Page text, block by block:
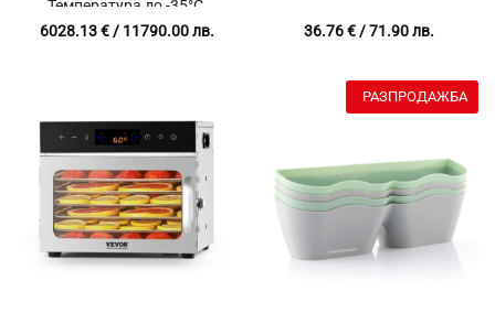
Температура до -35°C,
Вместимост до 6 кг
6028.13€/ 11790.00 лв. 36.76€/ 71.90 лв.
РАЗПРОДАЖБА